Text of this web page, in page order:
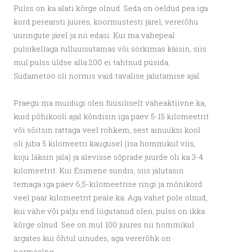
Pulss on ka alati kõrge olnud. Seda on öeldud pea iga
kord perearsti juures, koormustesti järel, vererõhu
uuringute järel ja nii edasi. Kui ma vahepeal
pulsikellaga rulluuisutamas või sörkimas käisin, siis
mul pulss üldse alla 200 ei tahtnud püsida.
Südametöö oli normis vaid tavalise jalutamise ajal.
Praegu ma muidugi olen füüsiliselt väheaktiivne ka,
kuid põhikooli ajal kõndisin iga päev 5-15 kilomeetrit
või sõitsin rattaga veel rohkem, sest ainuüksi kool
oli juba 5 kilomeetri kaugusel (isa hommikul viis,
koju läksin jala) ja alevisse sõprade juurde oli ka 3-4
kilomeetrit. Kui Esimene sündis, siis jalutasin
temaga iga päev 6,5-kilomeetrise ringi ja mõnikord
veel paar kilomeetrit peale ka. Aga vahet pole olnud,
kui vähe või palju end liigutanud olen, pulss on ikka
kõrge olnud. See on mul 100 juures nii hommikul
ärgates kui õhtul uinudes, aga vererõhk on